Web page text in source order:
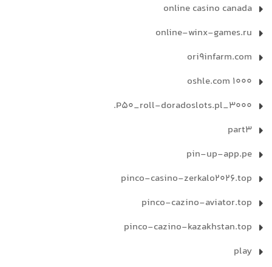
online casino canada
online-winx-games.ru
ori9infarm.com
oshle.com 1000
P50_roll-doradoslots.pl_3000.
part3
pin-up-app.pe
pinco-casino-zerkalo2026.top
pinco-cazino-aviator.top
pinco-cazino-kazakhstan.top
play